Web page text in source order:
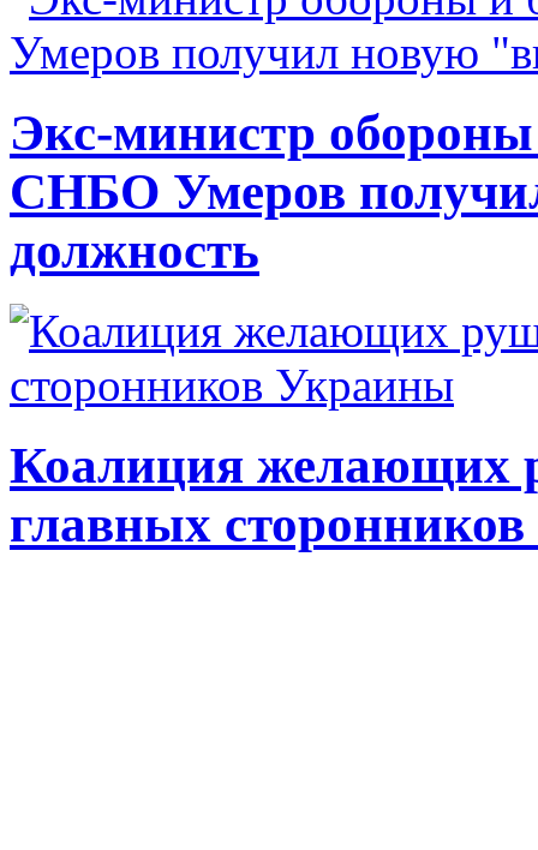
Экс-министр
СНБО Умеров
должность
Коалиция желающих
главных